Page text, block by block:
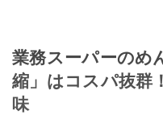
業務スーパーのめ
縮」はコスパ抜群
味